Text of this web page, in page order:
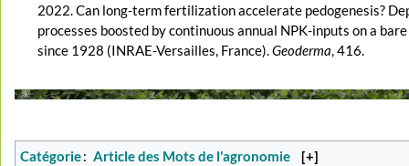
2022. Can long-term fertilization accelerate pedogenesis?
processes boosted by continuous annual NPK-inputs on a
since 1928 (INRAE-Versailles, France).Geoderma, 416.
Catégorie: Article des Mots de l'agronomie [+]